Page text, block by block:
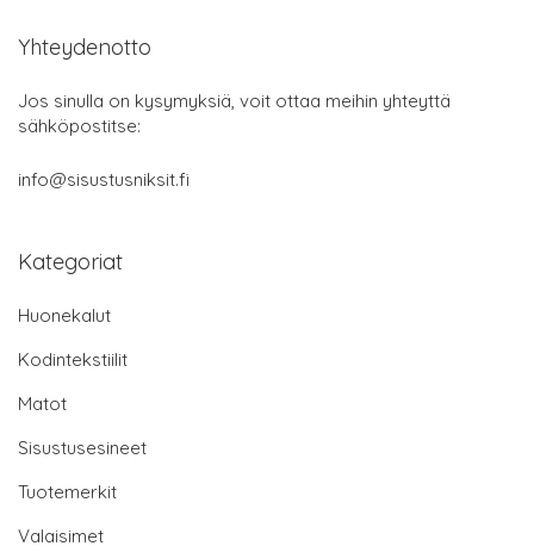
Yhteydenotto
Jos sinulla on kysymyksiä, voit ottaa meihin yhteyttä
sähköpostitse:
info@sisustusniksit.fi
Kategoriat
Huonekalut
Kodintekstiilit
Matot
Sisustusesineet
Tuotemerkit
Valaisimet